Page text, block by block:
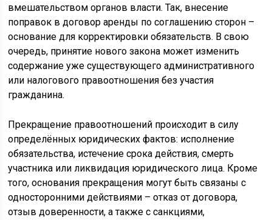
вмешательством органов власти. Так, внесение
поправок в договор аренды по соглашению сторон –
основание для корректировки обязательств. В свою
очередь, принятие нового закона может изменить
содержание уже существующего административного
или налогового правоотношения без участия
гражданина.
Прекращение правоотношений происходит в силу
определённых юридических фактов: исполнение
обязательства, истечение срока действия, смерть
участника или ликвидация юридического лица. Кроме
того, основания прекращения могут быть связаны с
односторонними действиями – отказ от договора,
отзыв доверенности, а также с санкциями,